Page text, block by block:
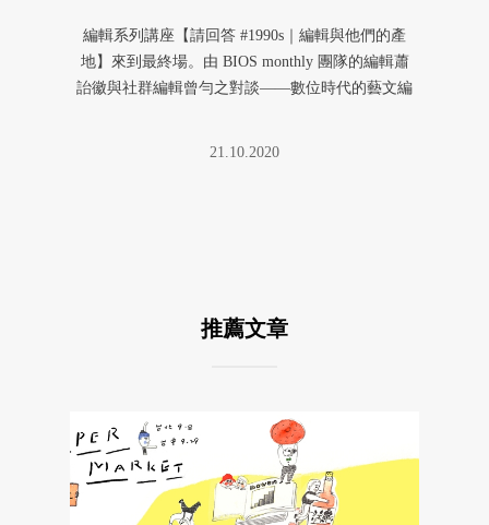
編輯系列講座【請回答 #1990s｜編輯與他們的產
地】來到最終場。由 BIOS monthly 團隊的編輯蕭
詒徽與社群編輯曾勻之對談——數位時代的藝文編
21.10.2020
推薦文章